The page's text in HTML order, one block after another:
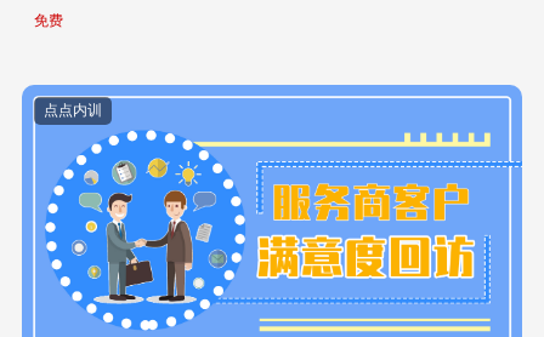
免费
点点内训